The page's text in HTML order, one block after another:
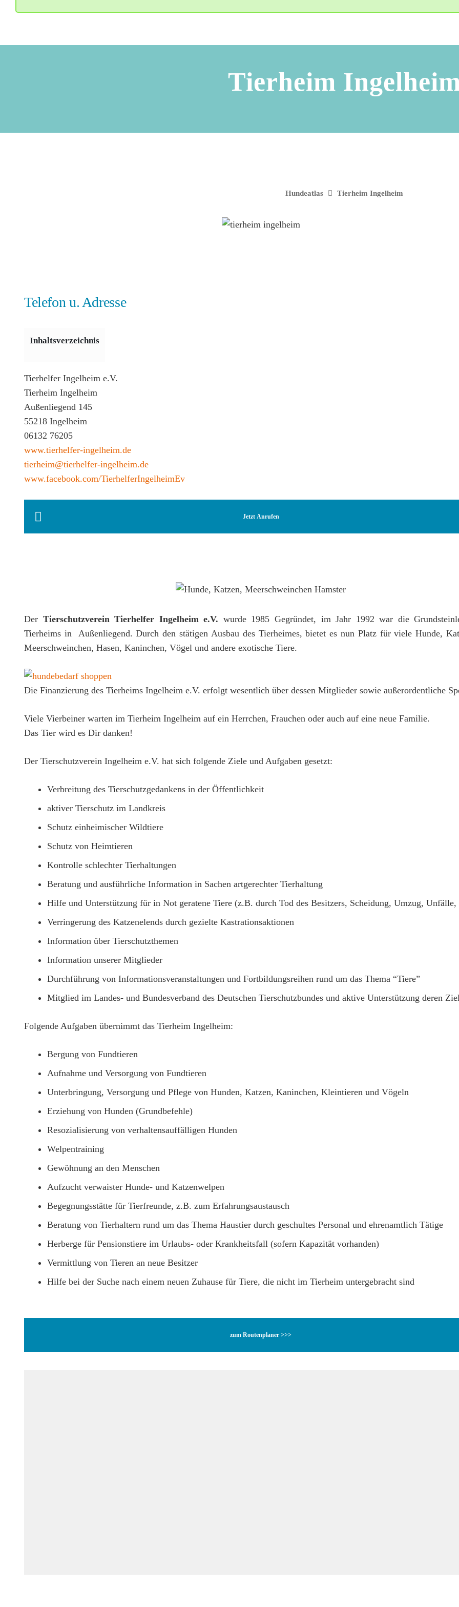
Tierheim
Hundeatlas Tierheim Ingelheim
Telefon u. Adresse
Inhaltsverzeichnis
Tierhelfer Ingelheim e.V.
Tierheim Ingelheim
Außenliegend 145
55218 Ingelheim
06132 76205
www.tierhelfer-ingelheim.de
tierheim@tierhelfer-ingelheim.de
www.facebook.com/TierhelferIngelheimEv
Jetzt Anrufen
Der Tierschutzverein Tierhelfer Ingelheim e.V. wurde 1985 Gegründet, im Jahr 1992 war die
Tierheims in Außenliegend. Durch den stätigen Ausbau des Tierheimes, bietet es nun Platz für viele Hunde,
Meerschweinchen, Hasen, Kaninchen, Vögel und andere exotische Tiere.
Die Finanzierung des Tierheims Ingelheim e.V. erfolgt wesentlich über dessen Mitglieder sowie außerordentliche
Viele Vierbeiner warten im Tierheim Ingelheim auf ein Herrchen, Frauchen oder auch auf eine neue Familie.
Das Tier wird es Dir danken!
Der Tierschutzverein Ingelheim e.V. hat sich folgende Ziele und Aufgaben gesetzt:
Verbreitung des Tierschutzgedankens in der Öffentlichkeit
aktiver Tierschutz im Landkreis
Schutz einheimischer Wildtiere
Schutz von Heimtieren
Kontrolle schlechter Tierhaltungen
Beratung und ausführliche Information in Sachen artgerechter Tierhaltung
Hilfe und Unterstützung für in Not geratene Tiere (z.B. durch Tod des Besitzers, Scheidung, Umzug, Unfälle,
Verringerung des Katzenelends durch gezielte Kastrationsaktionen
Information über Tierschutzthemen
Information unserer Mitglieder
Durchführung von Informationsveranstaltungen und Fortbildungsreihen rund um das Thema “Tiere”
Mitglied im Landes- und Bundesverband des Deutschen Tierschutzbundes und aktive Unterstützung deren
Folgende Aufgaben übernimmt das Tierheim Ingelheim:
Bergung von Fundtieren
Aufnahme und Versorgung von Fundtieren
Unterbringung, Versorgung und Pflege von Hunden, Katzen, Kaninchen, Kleintieren und Vögeln
Erziehung von Hunden (Grundbefehle)
Resozialisierung von verhaltensauffälligen Hunden
Welpentraining
Gewöhnung an den Menschen
Aufzucht verwaister Hunde- und Katzenwelpen
Begegnungsstätte für Tierfreunde, z.B. zum Erfahrungsaustausch
Beratung von Tierhaltern rund um das Thema Haustier durch geschultes Personal und ehrenamtlich Tätige
Herberge für Pensionstiere im Urlaubs- oder Krankheitsfall (sofern Kapazität vorhanden)
Vermittlung von Tieren an neue Besitzer
Hilfe bei der Suche nach einem neuen Zuhause für Tiere, die nicht im Tierheim untergebracht sind
zum Routenplaner >>>